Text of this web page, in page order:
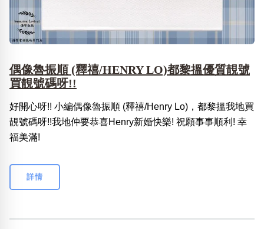
偶像魯振順 (釋禧/HENRY LO)都黎搵優質靚號
買靚號碼呀!!
好開心呀!! 小編偶像魯振順 (釋禧/Henry Lo)，都黎搵我地買
靚號碼呀!!我地仲要恭喜Henry新婚快樂! 祝願事事順利! 幸
福美滿!
詳情